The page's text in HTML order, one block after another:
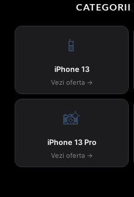
CATEGORII
📱
iPhone 13
Vezi oferta →
📸
iPhone 13 Pro
Vezi oferta →